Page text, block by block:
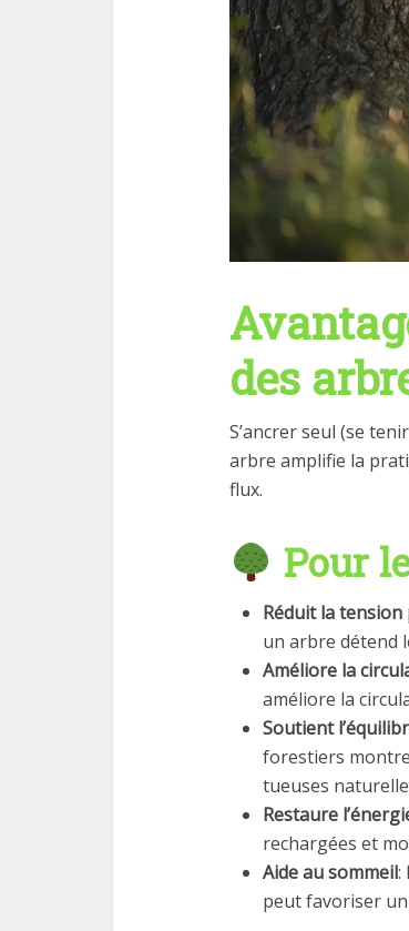
des
S’ancrer seul (se
arbre amplifie la
flux.
Pour
Réduit la tension
un arbre détend
Améliore la
améliore la
Soutient
forestiers
tueuses
Restaure
rechargées et
Aide au sommeil:
peut favoriser